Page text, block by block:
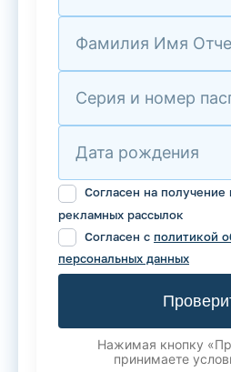
Фамилия Имя
Серия и номер
Дата рождения
Согласен на
рекламных рассылок
Согласен с политикой
персональных данных
Нажимая кнопку
принимаете